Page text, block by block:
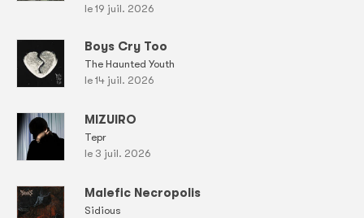
le 19 juil. 2026
Boys Cry Too
The Haunted Youth
le 14 juil. 2026
MIZUIRO
Tepr
le 3 juil. 2026
Malefic Necropolis
Sidious